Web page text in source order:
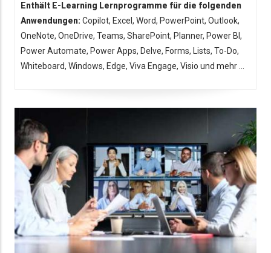
Enthält E-Learning Lernprogramme für die folgenden
Anwendungen: Copilot, Excel, Word, PowerPoint, Outlook,
OneNote, OneDrive, Teams, SharePoint, Planner, Power BI,
Power Automate, Power Apps, Delve, Forms, Lists, To-Do,
Whiteboard, Windows, Edge, Viva Engage, Visio und mehr ...